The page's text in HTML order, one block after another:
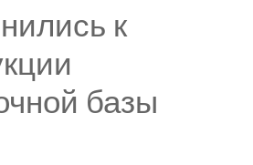
к
базы